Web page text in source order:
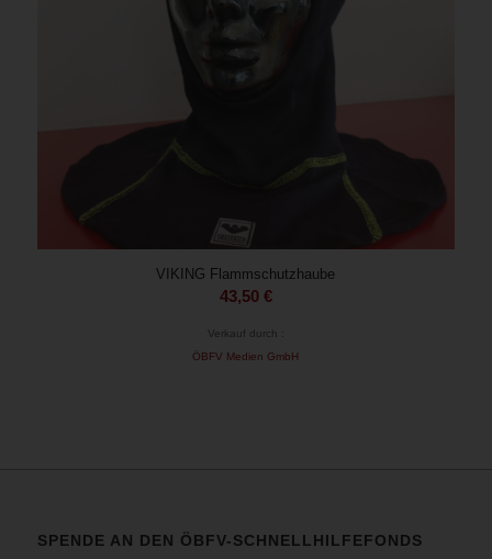
VIKING Flammschutzhaube
43,50 €
Verkauf durch :
ÖBFV Medien GmbH
SPENDE AN DEN ÖBFV-SCHNELLHILFEFONDS